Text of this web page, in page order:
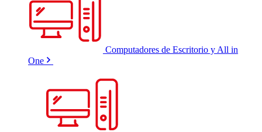
Computadores de Escritorio y All in
One